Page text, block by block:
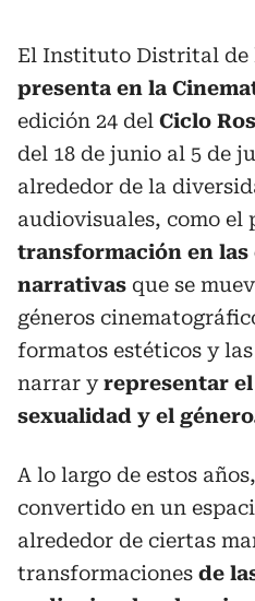
El Instituto Distrital de
presenta en la
edición 24 del Ciclo
del 18 de junio al 5 de
alrededor de la
audiovisuales, como el
transformación en las
narrativas que se
géneros
formatos estéticos y
narrar yrepresentar
sexualidad y el
A lo largo de estos
convertido en un
alrededor de ciertas
transformaciones de